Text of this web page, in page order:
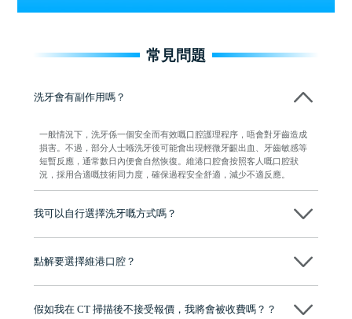
常見問題
洗牙會有副作用嗎？
一般情況下，洗牙係一個安全而有效嘅口腔護理程序，唔會對牙齒造成
損害。不過，部分人士喺洗牙後可能會出現輕微牙齦出血、牙齒敏感等
短暫反應，通常數日內便會自然恢復。維港口腔會按照客人嘅口腔狀
況，採用合適嘅技術同力度，確保過程安全舒適，減少不適反應。
我可以自行選擇洗牙嘅方式嗎？
當然可以。維港口腔會先了解客人嘅需要，再根據牙齒狀況建議採用超
需要作出選擇。
點解要選擇維港口腔？
牌」、「2025香港企業領袖品牌」，是諾貝爾種植系統全球放心植牙中
假如我在 CT 掃描後不接受報價，我將會被收費嗎？？